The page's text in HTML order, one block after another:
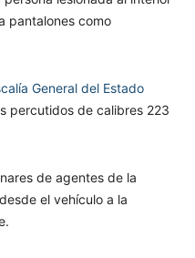
pantalones como
General del Estado
percutidos de calibres 223
de agentes de la
el vehículo a la